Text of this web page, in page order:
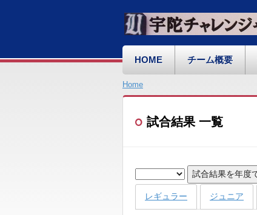
HOME チーム概要
Home
試合結果 一覧
試合結果を年度
レギュラー ジュニア